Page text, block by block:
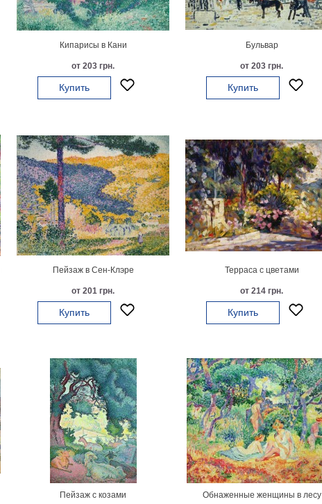
Кипарисы в Кани
от 203 грн.
Купить
Бульвар
от 203 грн.
Купить
Пейзаж в Сен-Клэре
от 201 грн.
Купить
Терраса с цветами
от 214 грн.
Купить
Пейзаж с козами Обнаженные женщины в лесу